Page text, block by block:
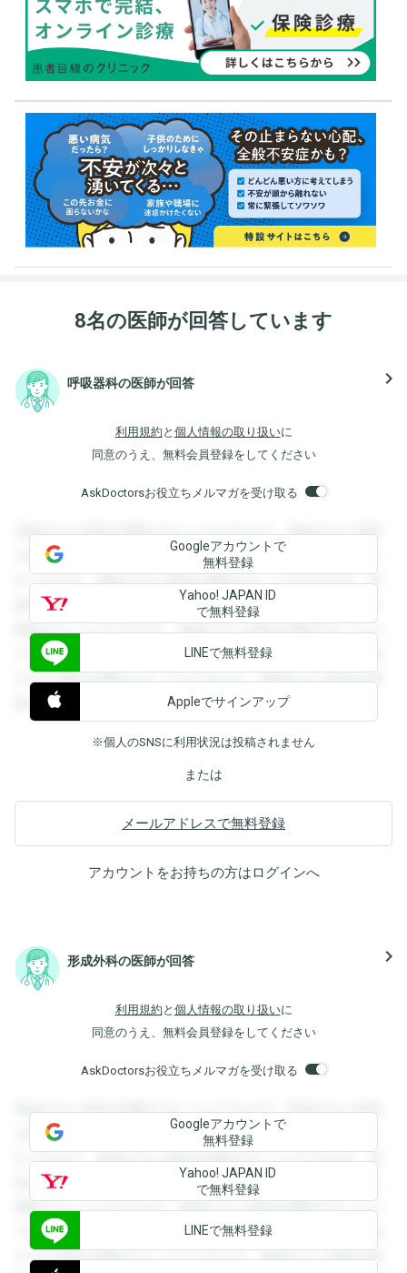
8名の医師が回答しています
呼吸器科の医師が回答 navigate_next
利用規約 と 個人情報の取り扱いに
同意のうえ、無料会員登録をしてください
AskDoctorsお役立ちメルマガを受け取る
登録すると回答を閲覧することができます。登録すると回答
を閲覧することができます。登録すると回答を閲覧すること
ができます。登録すると回答を閲覧することができます。登
録すると回答を閲覧することができます。登録すると回答を
閲覧することができます。登録すると回答を閲覧することが
できます。登録すると回答を閲覧することができます。登録
すると回答を閲覧することができます。登録すると回答を閲
覧することができます。
Googleアカウントで
無料登録
Yahoo! JAPAN ID
で無料登録
LINEで無料登録
Appleでサインアップ
※個人のSNSに利用状況は投稿されません
または
メールアドレスで無料登録
アカウントをお持ちの方はログインへ
形成外科の医師が回答 navigate_next
利用規約 と 個人情報の取り扱いに
同意のうえ、無料会員登録をしてください
AskDoctorsお役立ちメルマガを受け取る
登録すると回答を閲覧することができます。登録すると回答
を閲覧することができます。登録すると回答を閲覧すること
ができます。登録すると回答を閲覧することができます。登
録すると回答を閲覧することができます。登録すると回答を
閲覧することができます。登録すると回答を閲覧することが
できます。登録すると回答を閲覧することができます。登録
すると回答を閲覧することができます。登録すると回答を閲
Googleアカウントで
無料登録
Yahoo! JAPAN ID
で無料登録
LINEで無料登録